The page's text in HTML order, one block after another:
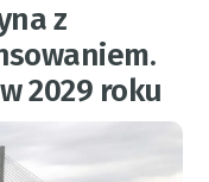
z
2029 roku